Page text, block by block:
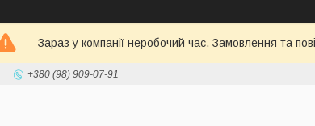
Зараз у компанії неробочий час. Замовлення та
+380 (98) 909-07-91